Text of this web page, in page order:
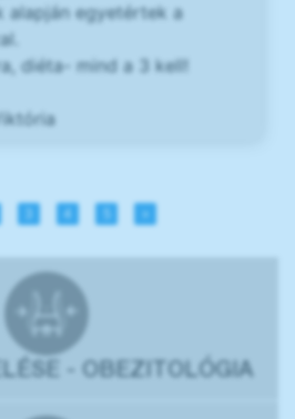
alapján egyetértek a
diéta- mind a 3 kell!
4 »
- OBEZITOLÓGIA